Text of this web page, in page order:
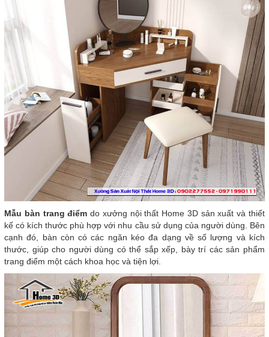
Mẫu bàn trang điểm do xưởng nội thất Home 3D sản xuất và thiết
kế có kích thước phù hợp với nhu cầu sử dụng của người dùng. Bên
cạnh đó, bàn còn có các ngăn kéo đa dạng về số lượng và kích
thước, giúp cho người dùng có thể sắp xếp, bày trí các sản phẩm
trang điểm một cách khoa học và tiện lợi.